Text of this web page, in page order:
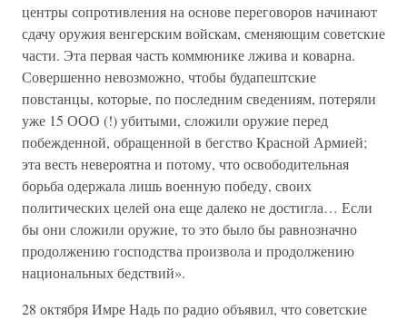
центры сопротивления на основе переговоров начинают
сдачу оружия венгерским войскам, сменяющим советские
части. Эта первая часть коммюнике лжива и коварна.
Совершенно невозможно, чтобы будапештские
повстанцы, которые, по последним сведениям, потеряли
уже 15 ООО (!) убитыми, сложили оружие перед
побежденной, обращенной в бегство Красной Армией;
эта весть невероятна и потому, что освободительная
борьба одержала лишь военную победу, своих
политических целей она еще далеко не достигла… Если
бы они сложили оружие, то это было бы равнозначно
продолжению господства произвола и продолжению
национальных бедствий».
28 октября Имре Надь по радио объявил, что советские